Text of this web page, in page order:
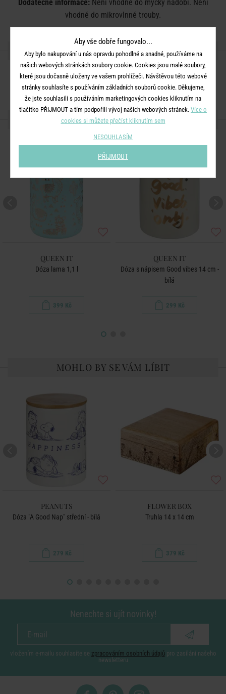
Dodatečné informace:Není vhodné do myčky nádobí. Není
vhodné do mikrovlnné trouby.
SDÍLEJTE S PŘÁTELI
DALŠÍ PRODUKTY ZE SÉRIE
QUEEN IT
Dóza lama 1,1 l
399 Kč
QUEEN IT
Dóza s nápisem Good vibes 14 cm -
bílá
299 Kč
MOHLO BY SE VÁM LÍBIT
PEANUTS
Dóza "A Good Nap" střední - bílá
279 Kč
FLOWER BOX
Truhla 14 x 14 cm
379 Kč
Nenechte si ujít novinky!
vložením e-mailu souhlasíte se zpracováním osobních údajů pro zasílání našeho
newsletteru
Aby vše dobře fungovalo...
Aby bylo nakupování u nás opravdu pohodlné a snadné, používáme na
našich webových stránkách soubory cookie. Cookies jsou malé soubory,
které jsou dočasně uloženy ve vašem prohlížeči. Návštěvou této webové
stránky souhlasíte s používáním základních souborů cookie. Děkujeme,
že jste souhlasili s používáním marketingových cookies kliknutím na
tlačítko PŘIJMOUT a tím podpořili vývoj našich webových stránek. Více o
cookies si můžete přečíst kliknutím sem
NESOUHLASÍM
PŘIJMOUT